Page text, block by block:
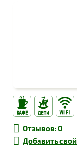
Отзывов: 0
Добавить свой